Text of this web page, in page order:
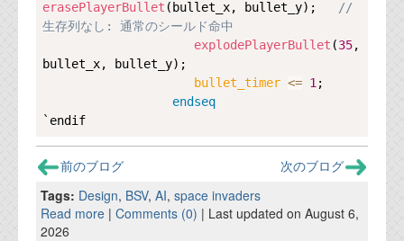
erasePlayerBullet (bullet_x, bullet_y);
//
生存列なし: 通常のシールド命中
explodePlayerBullet (35,
bullet_x, bullet_y);
bullet_timer <= 1 ;
endseq
前のブログ
次のブログ
Tags: Design, BSV, AI, space invaders
Read more | Comments (0) | Last updated on August 6,
2026